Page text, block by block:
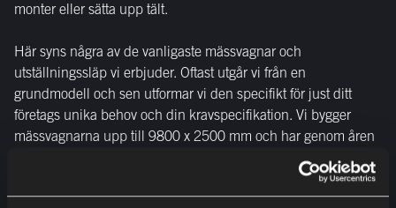
monter eller sätta upp tält.
Här syns några av de vanligaste mässvagnar och
utställningssläp vi erbjuder. Oftast utgår vi från en
grundmodell och sen utformar vi den specifikt för just ditt
företags unika behov och din kravspecifikation. Vi bygger
mässvagnarna upp till 9800 x 2500 mm och har genom åren
levererat ett mycket stort antal varianter. Tveka därför inte att
höra av dig till oss för att se fler bilder och ritningar. Du kan
dock enkelt börja med funktionen "Bygg Ditt Släp" för att få en